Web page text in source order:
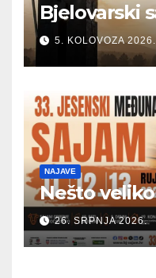
Bjelovarski
5. KOLOVOZA 2026.
NAJAVE
Nešto
26. SRPNJA 2026.